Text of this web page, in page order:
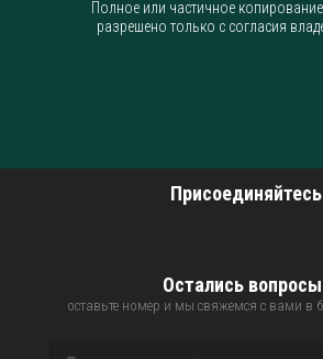
Полное или частичное
разрешено только с согласия
Присоединяйтесь
Остались
оставьте номер и мы свяжемся с вами в